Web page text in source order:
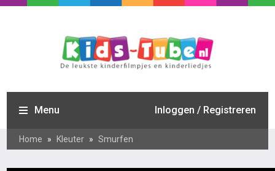
Menu Inloggen / Registreren
Home » Kleuter » Smurfen